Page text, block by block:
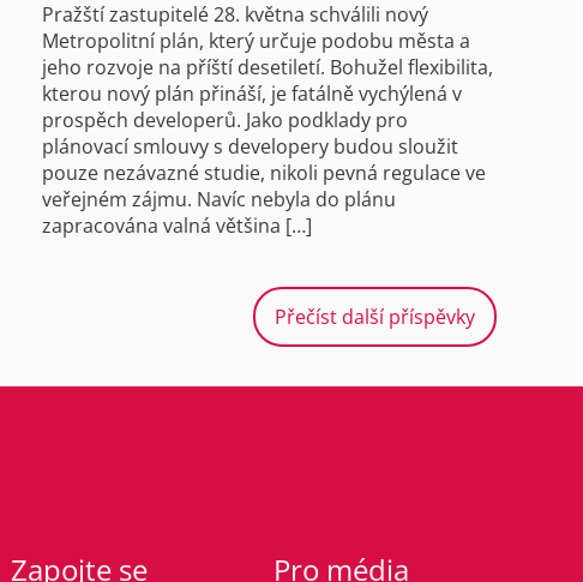
Pražští zastupitelé 28. května schválili nový
Metropolitní plán, který určuje podobu města a
jeho rozvoje na příští desetiletí. Bohužel flexibilita,
kterou nový plán přináší, je fatálně vychýlená v
prospěch developerů. Jako podklady pro
plánovací smlouvy s developery budou sloužit
pouze nezávazné studie, nikoli pevná regulace ve
veřejném zájmu. Navíc nebyla do plánu
zapracována valná většina […]
Přečíst další příspěvky
Zapojte se Pro média